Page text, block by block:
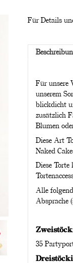
Für Details
Für unsere
unserem
blickdicht
zusätzlich
Blumen
Diese Art
Naked
Diese
Alle
Absprache
35